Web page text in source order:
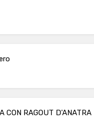
CON RAGOUT D'ANATRA